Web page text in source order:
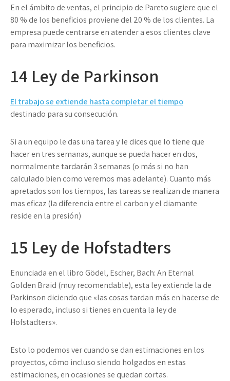
En el ámbito de ventas, el principio de Pareto sugiere que el
80 % de los beneficios proviene del 20 % de los clientes. La
empresa puede centrarse en atender a esos clientes clave
para maximizar los beneficios.
14 Ley de Parkinson
El trabajo se extiende hasta completar el tiempo
destinado para su consecución.
Si a un equipo le das una tarea y le dices que lo tiene que
hacer en tres semanas, aunque se pueda hacer en dos,
normalmente tardarán 3 semanas (o más si no han
calculado bien como veremos mas adelante). Cuanto más
apretados son los tiempos, las tareas se realizan de manera
mas eficaz (la diferencia entre el carbon y el diamante
reside en la presión)
15 Ley de Hofstadters
Enunciada en el libro Gödel, Escher, Bach: An Eternal
Golden Braid (muy recomendable), esta ley extiende la de
Parkinson diciendo que «las cosas tardan más en hacerse de
lo esperado, incluso si tienes en cuenta la ley de
Hofstadters».
Esto lo podemos ver cuando se dan estimaciones en los
proyectos, cómo incluso siendo holgados en estas
estimaciones, en ocasiones se quedan cortas.